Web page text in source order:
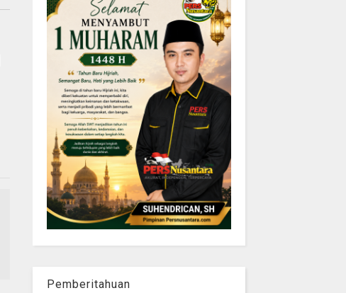
Pemberitahuan